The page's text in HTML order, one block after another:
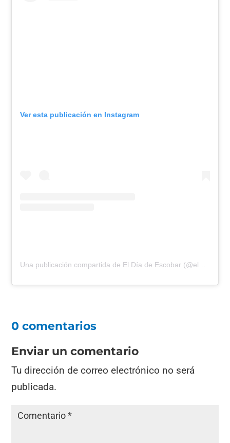
Ver esta publicación en Instagram
0 comentarios
Enviar un comentario
Tu dirección de correo electrónico no será
publicada.